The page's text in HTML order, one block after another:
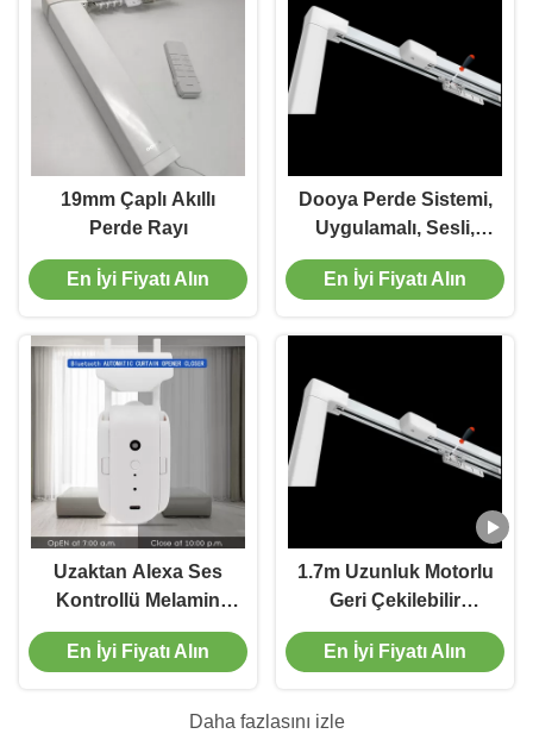
19mm Çaplı Akıllı
Perde Rayı
En İyi Fiyatı Alın
Dooya Perde Sistemi,
Uygulamalı, Sesli,
Uzaktan Kumandalı
Otomatik Ray Motorlu
En İyi Fiyatı Alın
Uzaktan Alexa Ses
Kontrollü Melamin
Perde Açıcı Akıllı
Perde Motorlu Robot
En İyi Fiyatı Alın
1.7m Uzunluk Motorlu
Geri Çekilebilir
Teleskopik Perde Pisti
En İyi Fiyatı Alın
Daha fazlasını izle